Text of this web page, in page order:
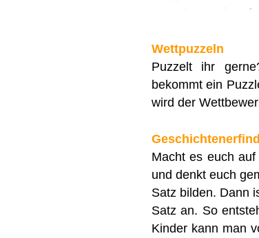
Wettpuzzeln
Puzzelt ihr
bekommt ein
wird der
Macht es euch
und denkt euch
Satz bilden. Dann
Satz an. So
Kinder kann man